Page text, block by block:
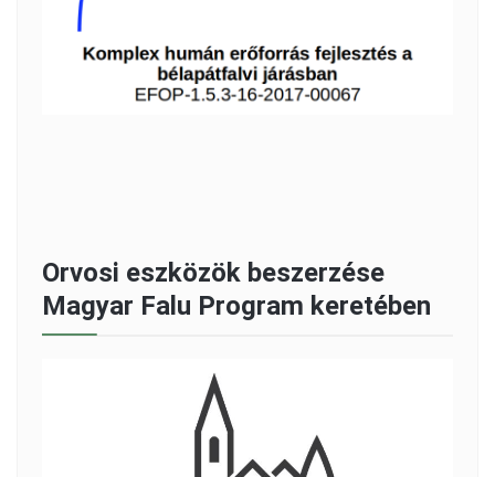
Orvosi eszközök beszerzése
Magyar Falu Program keretében